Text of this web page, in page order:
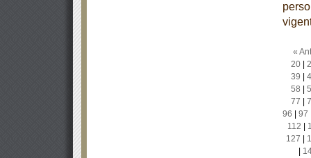
«
20|
39
58
77
96
97
112
127